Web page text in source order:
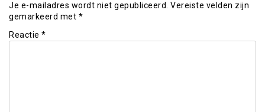
Je e-mailadres wordt niet gepubliceerd. Vereiste velden zijn
gemarkeerd met *
Reactie *